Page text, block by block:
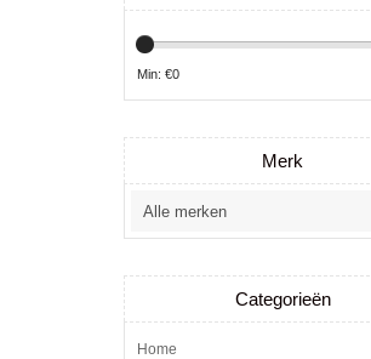
Min: €0
Merk
Categorieën
Home